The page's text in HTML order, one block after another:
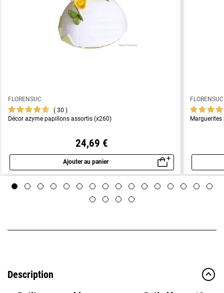
FLORENSUC
30
Décor azyme papillons assortis (x260)
24,69 €
Ajouter au panier
Aperçu rapide
FLORENSUC
Description